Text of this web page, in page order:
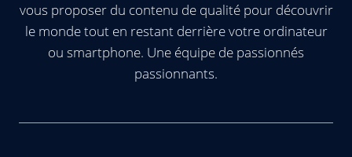
vous proposer du contenu de qualité pour découvrir
le monde tout en restant derrière votre ordinateur
ou smartphone. Une équipe de passionnés
passionnants.